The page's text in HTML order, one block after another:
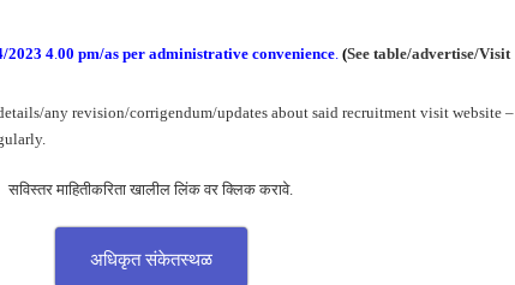
2023 4.00 pm/as per administrative convenience.(See table/advertise/Visit
any revision/corrigendum/updates about said recruitment visit website –
सविस्तर माहितीकरिता खालील लिंक वर क्लिक करावे.
अधिकृत संकेतस्थळ